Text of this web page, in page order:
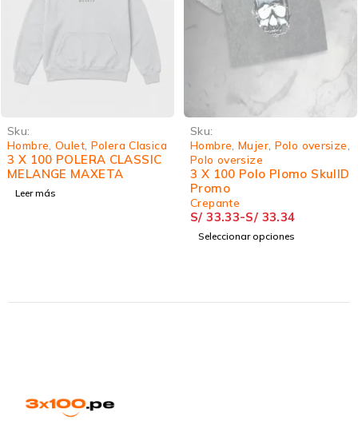
Sku:
Hombre Oulet, Polera Clasica
3 X 100 POLERA CLASSIC
MELANGE MAXETA
Leer más
Sku:
Hombre Mujer, Polo oversize
Polo oversize
3 X 100 Polo Plomo SkullD
Promo
Crepante
S/ 33.33-S/ 33.34
Seleccionar opciones